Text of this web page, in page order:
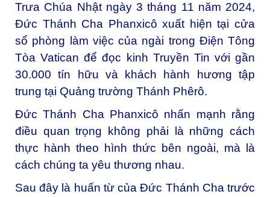
Trưa Chúa Nhật ngày 3 tháng 11 năm 2024,
Đức Thánh Cha Phanxicô xuất hiện tại cửa
sổ phòng làm việc của ngài trong Điện Tông
Tòa Vatican để đọc kinh Truyền Tin với gần
30.000 tín hữu và khách hành hương tập
trung tại Quảng trường Thánh Phêrô.
Đức Thánh Cha Phanxicô nhấn mạnh rằng
điều quan trọng không phải là những cách
thực hành theo hình thức bên ngoài, mà là
cách chúng ta yêu thương nhau.
Sau đây là huấn từ của Đức Thánh Cha trước